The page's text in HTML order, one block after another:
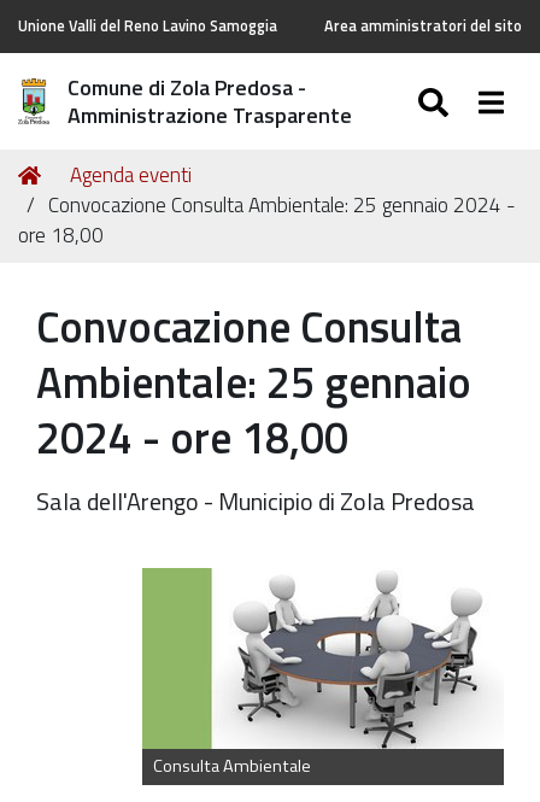
Unione Valli del Reno Lavino Samoggia Area amministratori del sito
Comune di Zola Predosa -
Amministrazione Trasparente
Tu
sei
qui:
Home
Agenda eventi
Convocazione Consulta Ambientale: 25 gennaio 2024 -
ore 18,00
Convocazione Consulta
Ambientale: 25 gennaio
2024 - ore 18,00
Sala dell'Arengo - Municipio di Zola Predosa
Consulta Ambientale
https://old.comune.zolapredosa.bo.it/events/cconsulta-
Convocazione